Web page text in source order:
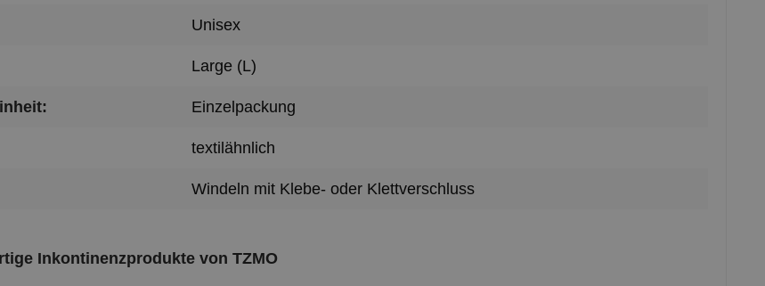
Unisex
Large (L)
Einzelpackung
textilähnlich
Windeln mit Klebe- oder Klettverschluss
Inkontinenzprodukte von TZMO